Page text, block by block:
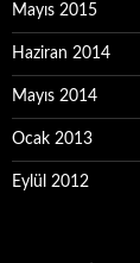
Mayıs 2015
Haziran 2014
Mayıs 2014
Ocak 2013
Eylül 2012